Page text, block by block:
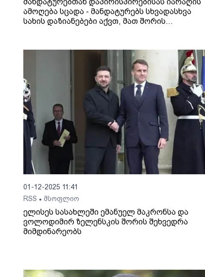
ამოღება სცადა - მანდატურებს სხვადასხვა
სახის დაზიანებები აქვთ, მათ შორის
01-12-2025 11:41
RSS • მსოფლიო
ელისეს სასახლეში ემანუელ მაკრონსა და
ვოლოდიმირ ზელენსკის შორის შეხვედრა
მიმდინარეობს